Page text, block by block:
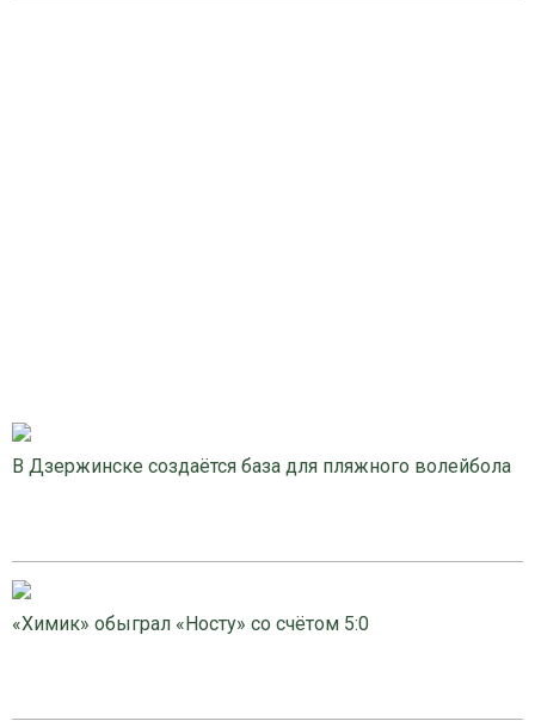
В Дзержинске создаётся база для пляжного волейбола
«Химик» обыграл «Носту» со счётом 5:0